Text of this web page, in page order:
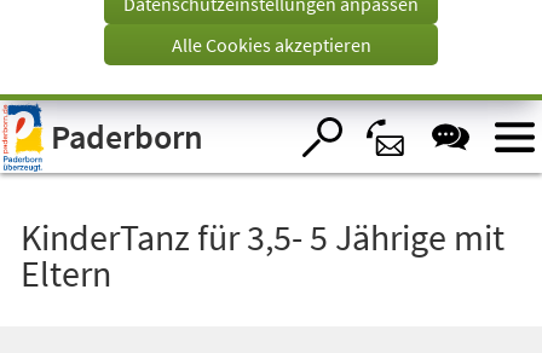
Visuelle
Assistenzsoftware
öffnen.
Alle Cookies akzeptieren
Paderborn
KinderTanz für 3,5- 5 Jährige mit
Eltern